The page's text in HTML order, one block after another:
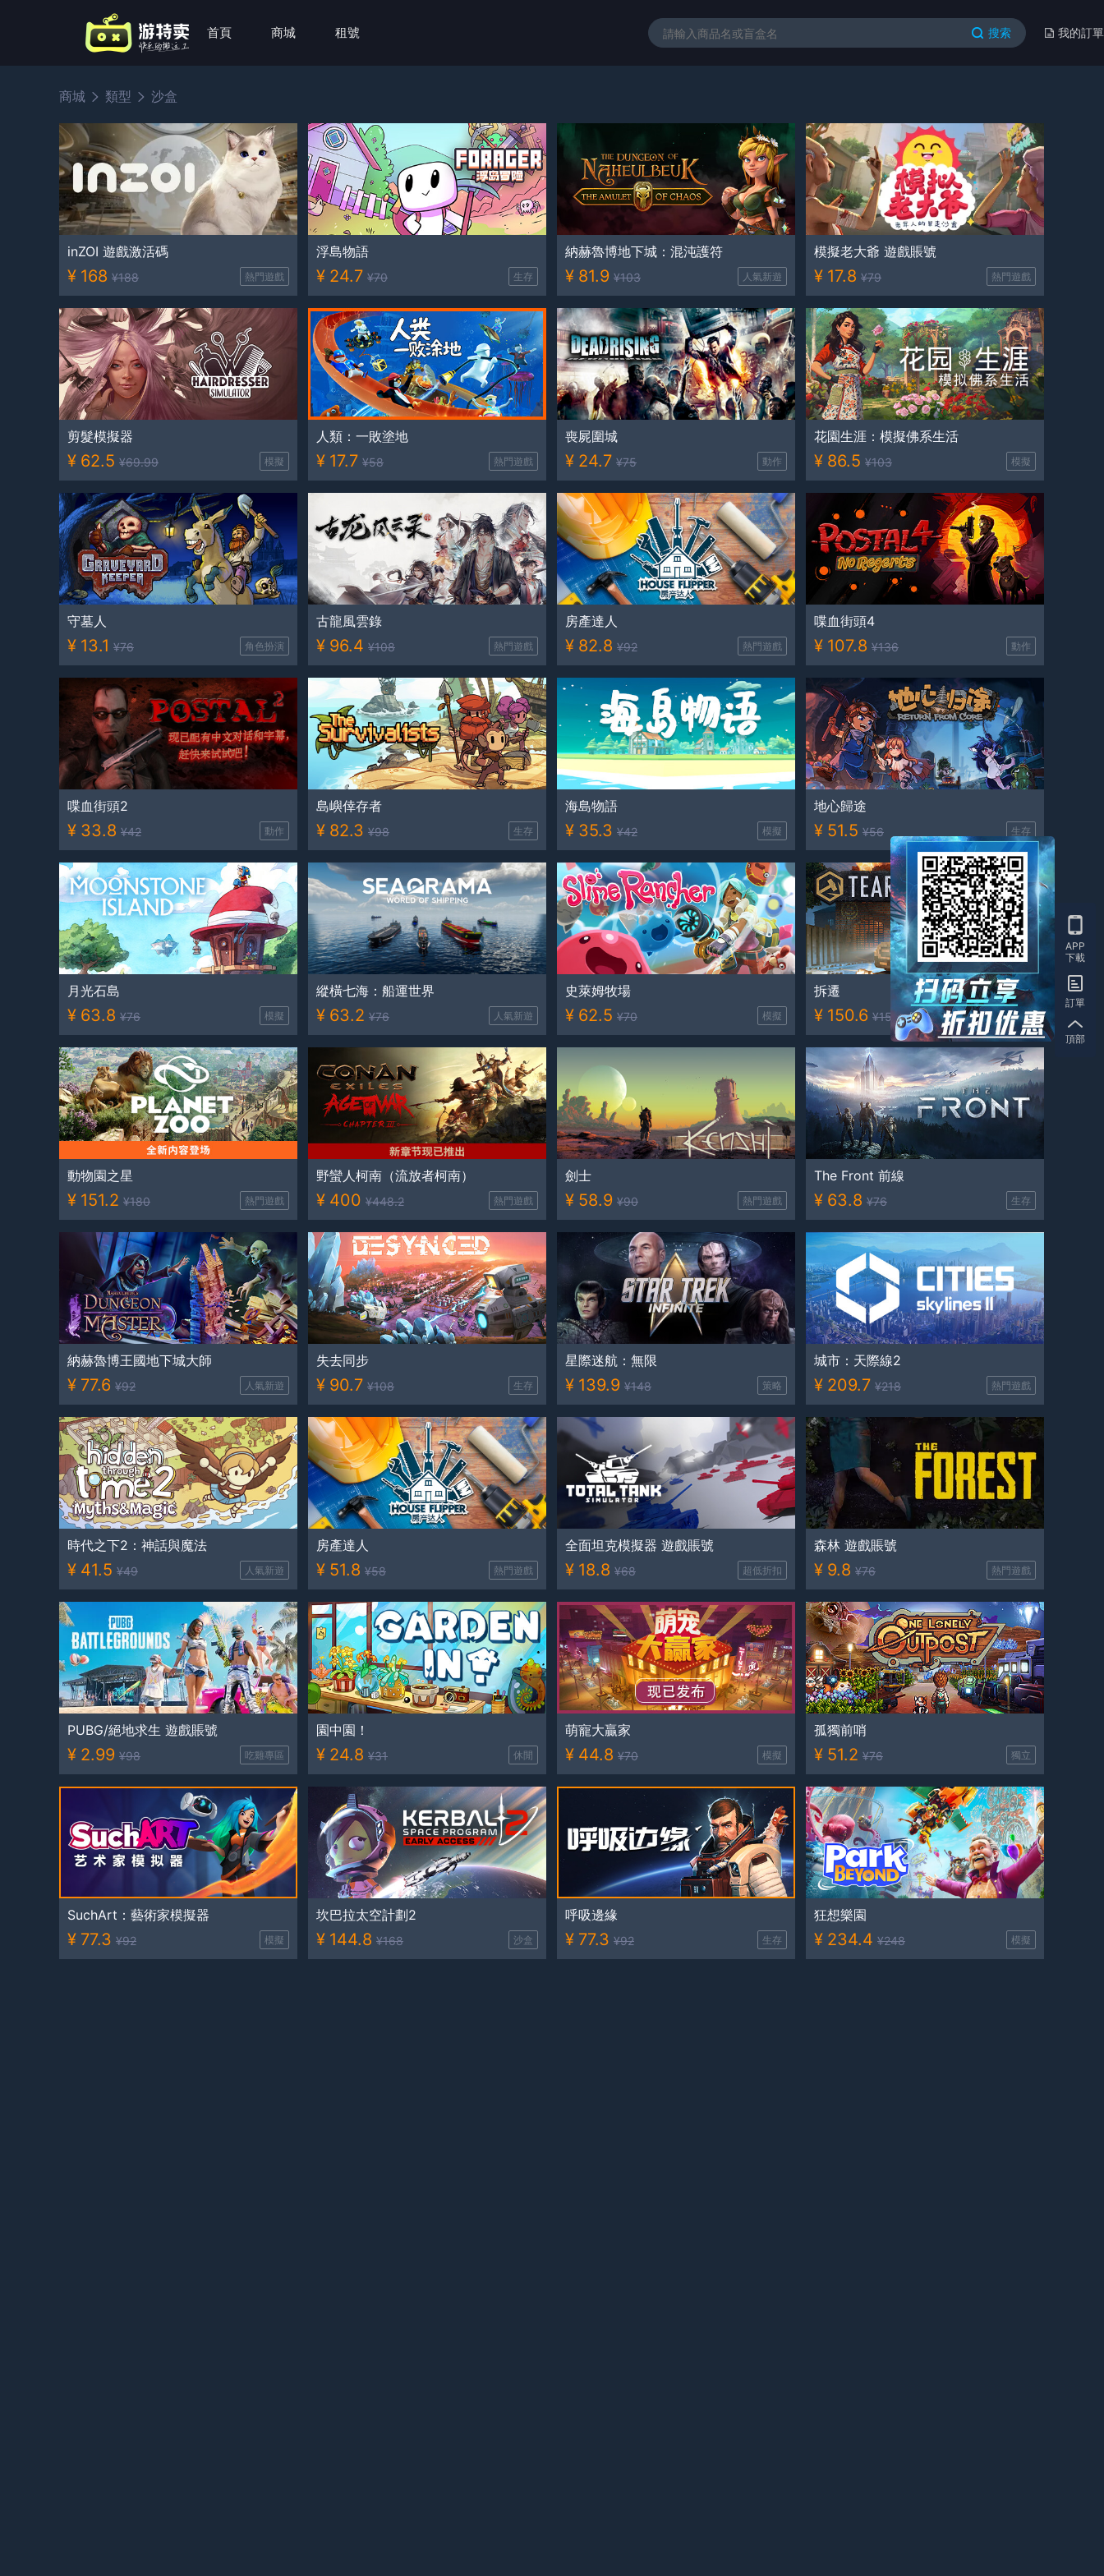
首頁 商城 租號 搜索 我的訂單
商城 類型 沙盒
inZOI 遊戲激活碼
¥ 168 ¥188 熱門遊戲
浮島物語
¥ 24.7 ¥70 生存
納赫魯博地下城：混沌護符
¥ 81.9 ¥103 人氣新遊
模擬老大爺 遊戲賬號
¥ 17.8 ¥79 熱門遊戲
剪髮模擬器
¥ 62.5 ¥69.99 模擬
人類：一敗塗地
¥ 17.7 ¥58 熱門遊戲
喪屍圍城
¥ 24.7 ¥75 動作
花園生涯：模擬佛系生活
¥ 86.5 ¥103 模擬
守墓人
¥ 13.1 ¥76 角色扮演
古龍風雲錄
¥ 96.4 ¥108 熱門遊戲
房產達人
¥ 82.8 ¥92 熱門遊戲
喋血街頭4
¥ 107.8 ¥136 動作
喋血街頭2
¥ 33.8 ¥42 動作
島嶼倖存者
¥ 82.3 ¥98 生存
海島物語
¥ 35.3 ¥42 模擬
地心歸途
¥ 51.5 ¥56 生存
月光石島
¥ 63.8 ¥76 模擬
縱橫七海：船運世界
¥ 63.2 ¥76 人氣新遊
史萊姆牧場
¥ 62.5 ¥70 模擬
拆遷
¥ 150.6 ¥159 動作
動物園之星
¥ 151.2 ¥180 熱門遊戲
野蠻人柯南（流放者柯南）
¥ 400 ¥448.2 熱門遊戲
劍士
¥ 58.9 ¥90 熱門遊戲
The Front 前線
¥ 63.8 ¥76 生存
納赫魯博王國地下城大師
¥ 77.6 ¥92 人氣新遊
失去同步
¥ 90.7 ¥108 生存
星際迷航：無限
¥ 139.9 ¥148 策略
城市：天際線2
¥ 209.7 ¥218 熱門遊戲
時代之下2：神話與魔法
¥ 41.5 ¥49 人氣新遊
房產達人
¥ 51.8 ¥58 熱門遊戲
全面坦克模擬器 遊戲賬號
¥ 18.8 ¥68 超低折扣
森林 遊戲賬號
¥ 9.8 ¥76 熱門遊戲
PUBG/絕地求生 遊戲賬號
¥ 2.99 ¥98 吃雞專區
園中園！
¥ 24.8 ¥31 休閒
萌寵大贏家
¥ 44.8 ¥70 模擬
孤獨前哨
¥ 51.2 ¥76 獨立
SuchArt：藝術家模擬器
¥ 77.3 ¥92 模擬
坎巴拉太空計劃2
¥ 144.8 ¥168 沙盒
呼吸邊緣
¥ 77.3 ¥92 生存
狂想樂園
¥ 234.4 ¥248 模擬
APP
下載
訂單
頂部